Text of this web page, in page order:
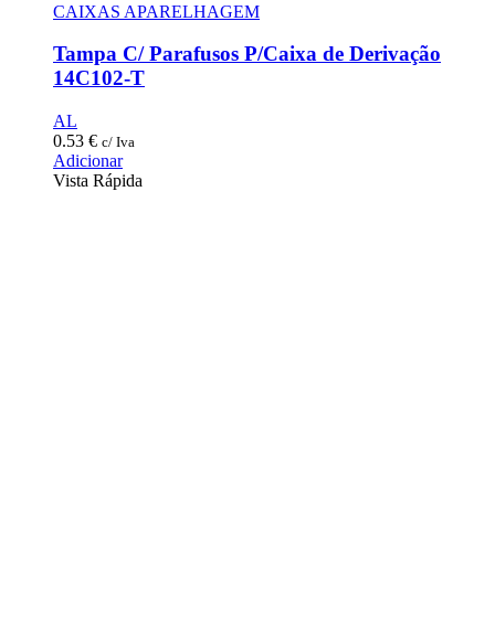
CAIXAS APARELHAGEM
Tampa C/ Parafusos P/Caixa de Derivação
14C102-T
AL
0.53 € c/ Iva
Adicionar
Vista Rápida